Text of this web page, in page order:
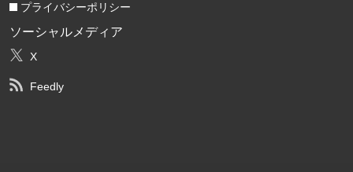
プライバシーポリシー
ソーシャルメディア
X
Feedly